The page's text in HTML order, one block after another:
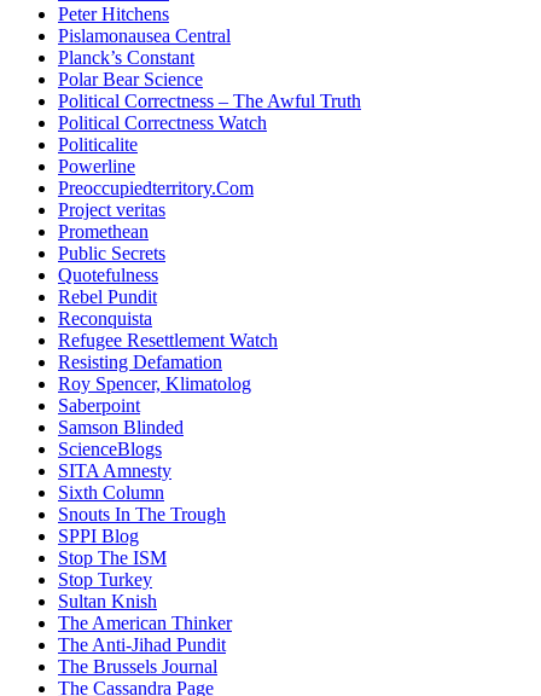
Peter Hitchens
Pislamonausea Central
Planck’s Constant
Polar Bear Science
Political Correctness – The Awful Truth
Political Correctness Watch
Politicalite
Powerline
Preoccupiedterritory.Com
Project veritas
Promethean
Public Secrets
Quotefulness
Rebel Pundit
Reconquista
Refugee Resettlement Watch
Resisting Defamation
Roy Spencer, Klimatolog
Saberpoint
Samson Blinded
ScienceBlogs
SITA Amnesty
Sixth Column
Snouts In The Trough
SPPI Blog
Stop The ISM
Stop Turkey
Sultan Knish
The American Thinker
The Anti-Jihad Pundit
The Brussels Journal
The Cassandra Page